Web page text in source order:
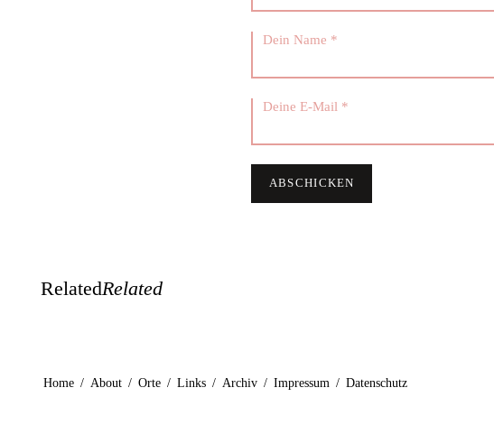
RelatedRelated
Home / About / Orte / Links / Archiv / Impressum / Datenschutz